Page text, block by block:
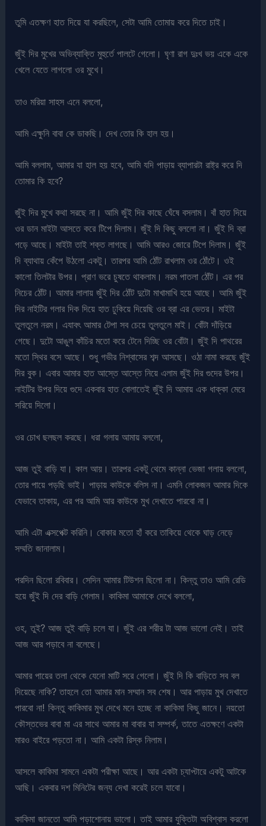
তুমি এতক্ষণ হাত দিয়ে যা করছিলে, সেটা আমি তোমায় করে দিতে চাই।
জুঁই দির মুখের অভিব্যাক্তি মুহুর্তে পালটে গেলো। ঘৃণা রাগ দুঃখ ভয় একে একে
খেলে যেতে লাগলো ওর মুখে।
তাও মরিয়া সাহস এনে বললো,
আমি এক্ষুনি বাবা কে ডাকছি। দেখ তোর কি হাল হয়।
আমি বললাম, আমার যা হাল হয় হবে, আমি যদি পাড়ায় ব্যাপারটা রাষ্ট্র করে দি
তোমার কি হবে?
জুঁই দির মুখে কথা সরছে না। আমি জুঁই দির কাছে ঘেঁষে বসলাম। বাঁ হাত দিয়ে
ওর ডান মাইটা আসতে করে টিপে দিলাম। জুঁই দি কিছু বললো না। জুঁই দি ব্রা
পড়ে আছে। মাইটা তাই শক্ত লাগছে। আমি আরও জোরে টিপে দিলাম। জুঁই
দি ব্যাথায় কেঁপে উঠলো একটু। তারপর আমি ঠোঁট রাখলাম ওর ঠোঁটে। ওই
কালো তিলটার উপর। প্রাণ ভরে চুষতে থাকলাম। নরম পাতলা ঠোঁট। এর পর
নিচের ঠোঁট। আমার লালায় জুঁই দির ঠোঁট দুটো মাখামাখি হয়ে আছে। আমি জুঁই
দির নাইটির গলার দিক দিয়ে হাত ঢুকিয়ে দিয়েছি ওর ব্রা এর ভেতর। মাইটা
তুলতুলে নরম। এযাবৎ আমার টেপা সব চেয়ে তুলতুলে মাই। বোঁটা দাঁড়িয়ে
গেছে। দুটো আঙুল কাঁচির মতো করে টেনে দিচ্ছি ওর বোঁটা। জুঁই দি পাথরের
মতো স্থির বসে আছে। শুধু গভীর নিশ্বাসের শব্দ আসছে। ওঠা নামা করছে জুঁই
দির বুক। এবার আমার হাত আস্তে আস্তে নিয়ে এলাম জুঁই দির গুদের উপর।
নাইটির উপর দিয়ে গুদে একবার হাত বোলাতেই জুঁই দি আমায় এক ধাক্কা মেরে
সরিয়ে দিলো।
ওর চোখ ছলছল করছে। ধরা গলায় আমায় বললো,
আজ তুই বাড়ি যা। কাল আয়। তারপর একটু থেমে কান্না ভেজা গলায় বললো,
তোর পায়ে পড়ছি ভাই। পাড়ায় কাউকে বলিস না। এমনি লোকজন আমার দিকে
যেভাবে তাকায়, এর পর আমি আর কাউকে মুখ দেখাতে পারবো না।
আমি এটা এক্সপেক্ট করিনি। বোকার মতো হাঁ করে তাকিয়ে থেকে ঘাড় নেড়ে
সম্মতি জানালাম।
পরদিন ছিলো রবিবার। সেদিন আমার টিউশন ছিলো না। কিন্তু তাও আমি রেডি
হয়ে জুঁই দি দের বাড়ি গেলাম। কাকিমা আমাকে দেখে বললো,
ওহ, তুই? আজ তুই বাড়ি চলে যা। জুঁই এর শরীর টা আজ ভালো নেই। তাই
আজ আর পড়াবে না বলেছে।
আমার পায়ের তলা থেকে যেনো মাটি সরে গেলো। জুঁই দি কি বাড়িতে সব বল
দিয়েছে নাকি? তাহলে তো আমার মান সম্মান সব শেষ। আর পাড়ায় মুখ দেখাতে
পারবো না! কিন্তু কাকিমার মুখ দেখে মনে হচ্ছে না কাকিমা কিছু জানে। নয়তো
কৌস্তভের বাবা মা এর সাথে আমার মা বাবার যা সম্পর্ক, তাতে এতক্ষণে একটা
মারও বাইরে পড়তো না। আমি একটা রিস্ক নিলাম।
আসলে কাকিমা সামনে একটা পরীক্ষা আছে। আর একটা চ্যাপ্টারে একটু আটকে
আছি। একবার দশ মিনিটের জন্য দেখা করেই চলে যাবো।
কাকিমা জানতো আমি পড়াশোনায় ভালো। তাই আমার যুক্তিটা অবিশ্বাস করলো